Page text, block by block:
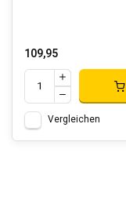
109,95
Vergleichen